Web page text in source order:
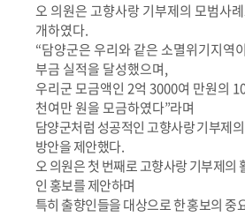
오 의원은 고향사랑 기부제의 모범사
개하였다.
“담양군은 우리와 같은 소멸위기지역
부금 실적을 달성했으며,
우리군 모금액인 2억 3000여 만원의
천여만 원을 모금하였다”라며
담양군처럼 성공적인 고향사랑 기부제
방안을 제안했다.
오 의원은 첫 번째로 고향사랑 기부제의
인 홍보를 제안하며
특히 출향인들을 대상으로 한 홍보의 중